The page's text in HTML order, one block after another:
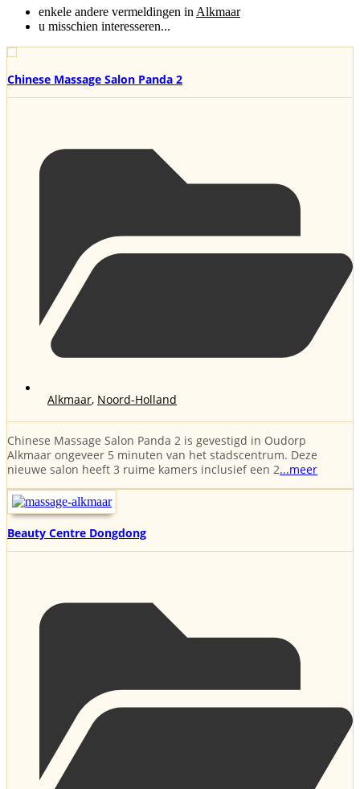
enkele andere vermeldingen in Alkmaar
u misschien interesseren...
Chinese Massage Salon Panda 2
Alkmaar, Noord-Holland
Chinese Massage Salon Panda 2 is gevestigd in Oudorp
Alkmaar ongeveer 5 minuten van het stadscentrum. Deze
nieuwe salon heeft 3 ruime kamers inclusief een 2...meer
Beauty Centre Dongdong